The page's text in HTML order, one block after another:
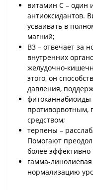
витамин C –
антиоксидантов.
усваивать в
магний;
B3 – отвечает за
внутренних
желудочно-
этого, он
давления,
противорвотным,
средством;
терпены –
Помогают
более эффективно
гамма-линолиевая
нормализацию